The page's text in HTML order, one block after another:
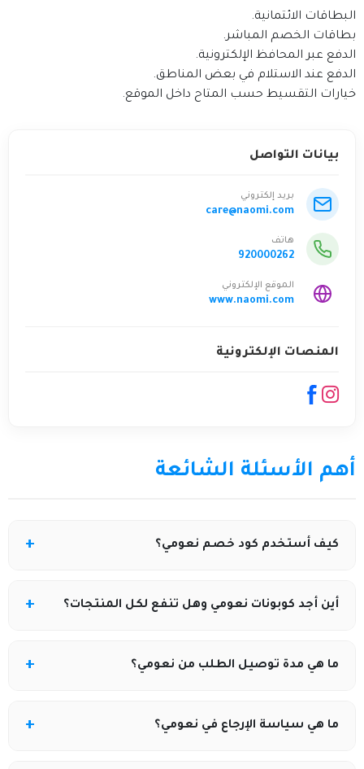
البطاقات الائتمانية.
بطاقات الخصم المباشر.
الدفع عبر المحافظ الإلكترونية.
الدفع عند الاستلام في بعض المناطق.
خيارات التقسيط حسب المتاح داخل الموقع.
بيانات التواصل
بريد إلكتروني
care@naomi.com
هاتف
920000262
الموقع الإلكتروني
www.naomi.com
المنصات الإلكترونية
أهم الأسئلة الشائعة
كيف أستخدم كود خصم نعومي؟
• بعد نسخ كود الخصم من كوبونيلا، ألصقه في خانة كود
أين أجد كوبونات نعومي وهل تنفع لكل المنتجات؟
• كوبونات نعومي تكون متوفرة على كوبونيلا أو مواقع
ما هي مدة توصيل الطلب من نعومي؟
ما هي سياسة الإرجاع في نعومي؟